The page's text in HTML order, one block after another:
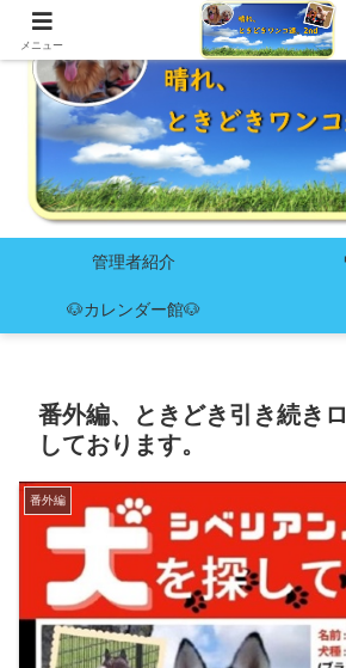
管理者紹介
🐶カレンダー館🐶
番外編、ときどき引き続き
しております。
番外編
メニュー